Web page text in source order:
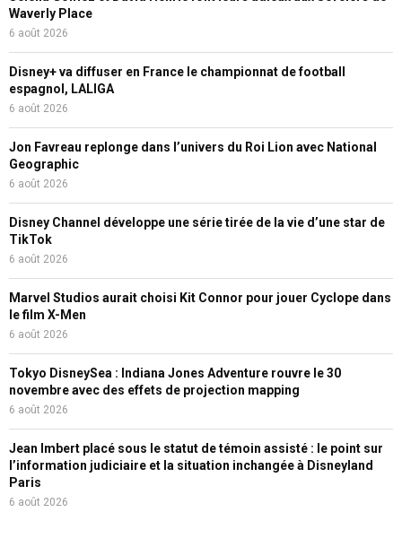
Waverly Place
6 août 2026
Disney+ va diffuser en France le championnat de football
espagnol, LALIGA
6 août 2026
Jon Favreau replonge dans l’univers du Roi Lion avec National
Geographic
6 août 2026
Disney Channel développe une série tirée de la vie d’une star de
TikTok
6 août 2026
Marvel Studios aurait choisi Kit Connor pour jouer Cyclope dans
le film X-Men
6 août 2026
Tokyo DisneySea : Indiana Jones Adventure rouvre le 30
novembre avec des effets de projection mapping
6 août 2026
Jean Imbert placé sous le statut de témoin assisté : le point sur
l’information judiciaire et la situation inchangée à Disneyland
Paris
6 août 2026